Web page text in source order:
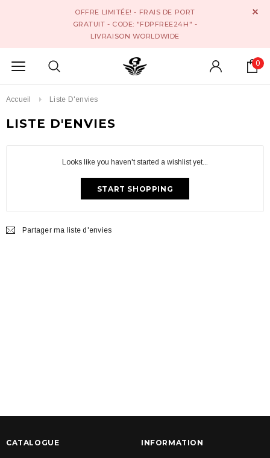
OFFRE LIMITÉE! - FRAIS DE PORT
GRATUIT - CODE: "FDPFREE24H" -
LIVRAISON WORLDWIDE
0
Accueil Liste D'envies
LISTE D'ENVIES
Looks like you haven't started a wishlist yet...
START SHOPPING
Partager ma liste d'envies
CATALOGUE INFORMATION